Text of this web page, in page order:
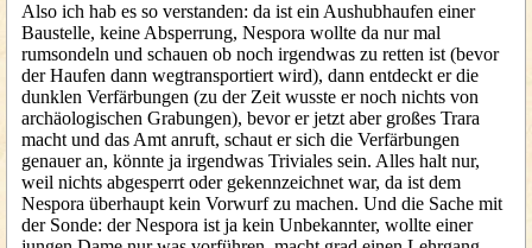
Also ich hab es so verstanden: da ist ein Aushubhaufen einer
Baustelle, keine Absperrung, Nespora wollte da nur mal
rumsondeln und schauen ob noch irgendwas zu retten ist (bevor
der Haufen dann wegtransportiert wird), dann entdeckt er die
dunklen Verfärbungen (zu der Zeit wusste er noch nichts von
archäologischen Grabungen), bevor er jetzt aber großes Trara
macht und das Amt anruft, schaut er sich die Verfärbungen
genauer an, könnte ja irgendwas Triviales sein. Alles halt nur,
weil nichts abgesperrt oder gekennzeichnet war, da ist dem
Nespora überhaupt kein Vorwurf zu machen. Und die Sache mit
der Sonde: der Nespora ist ja kein Unbekannter, wollte einer